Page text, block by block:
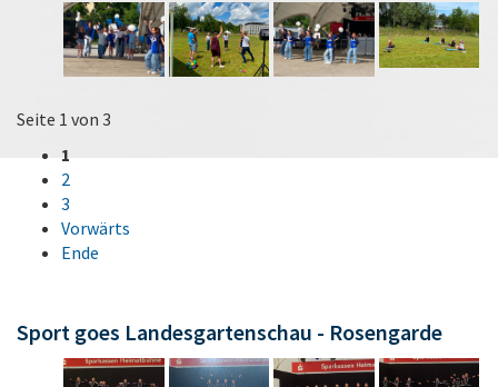
Seite 1 von 3
1
2
3
Vorwärts
Ende
Sport goes Landesgartenschau - Rosengarde